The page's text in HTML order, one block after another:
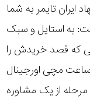
ایران تایمر به شما
به استایل و سبک
که قصد خریدش را
ساعت مچی اورجینال
مرحله از یک مشاوره